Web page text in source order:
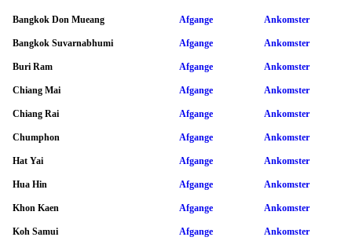
Bangkok Don Mueang Afgange Ankomster
Bangkok Suvarnabhumi Afgange Ankomster
Buri Ram Afgange Ankomster
Chiang Mai Afgange Ankomster
Chiang Rai Afgange Ankomster
Chumphon Afgange Ankomster
Hat Yai Afgange Ankomster
Hua Hin Afgange Ankomster
Khon Kaen Afgange Ankomster
Koh Samui Afgange Ankomster